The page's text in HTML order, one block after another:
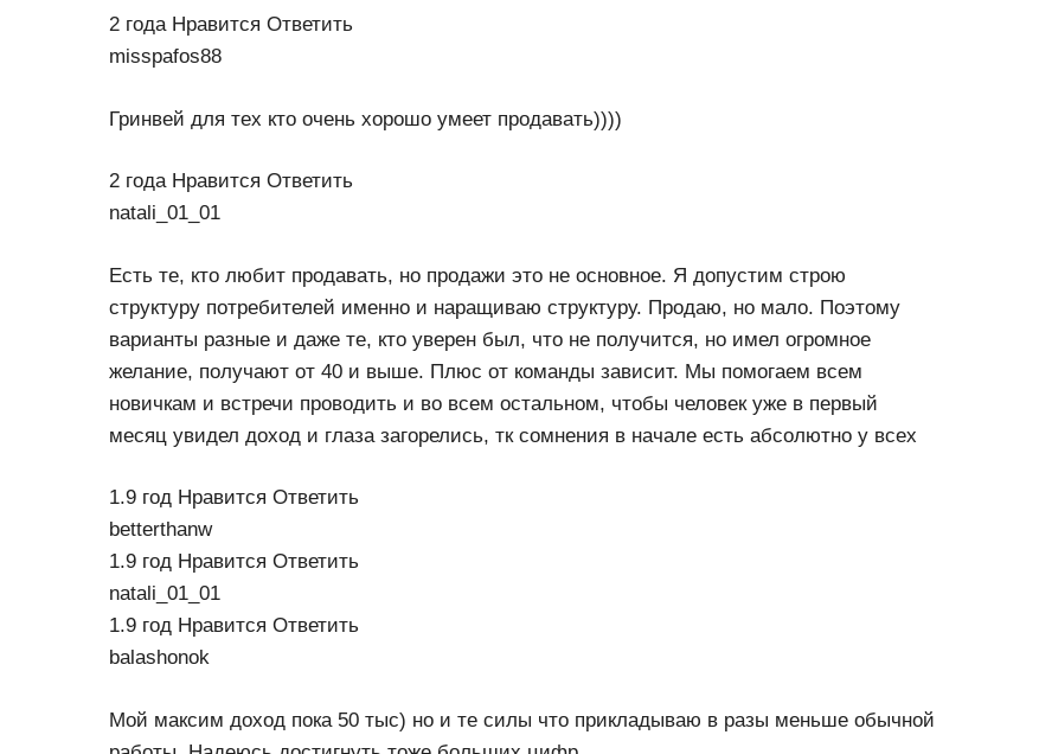
2 года Нравится Ответить
misspafos88
Гринвей для тех кто очень хорошо умеет продавать))))
2 года Нравится Ответить
natali_01_01
Есть те, кто любит продавать, но продажи это не основное. Я допустим строю
структуру потребителей именно и наращиваю структуру. Продаю, но мало. Поэтому
варианты разные и даже те, кто уверен был, что не получится, но имел огромное
желание, получают от 40 и выше. Плюс от команды зависит. Мы помогаем всем
новичкам и встречи проводить и во всем остальном, чтобы человек уже в первый
месяц увидел доход и глаза загорелись, тк сомнения в начале есть абсолютно у всех
1.9 год Нравится Ответить
betterthanw
1.9 год Нравится Ответить
natali_01_01
1.9 год Нравится Ответить
balashonok
Мой максим доход пока 50 тыс) но и те силы что прикладываю в разы меньше обычной